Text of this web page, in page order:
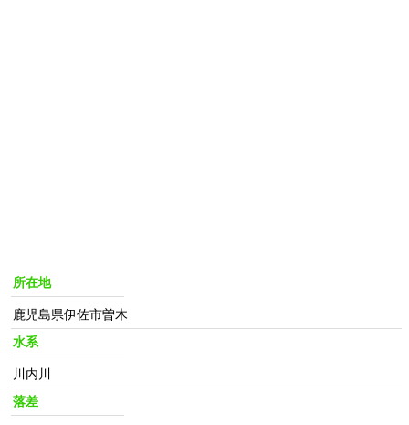
所在地
鹿児島県伊佐市曽木
水系
川内川
落差